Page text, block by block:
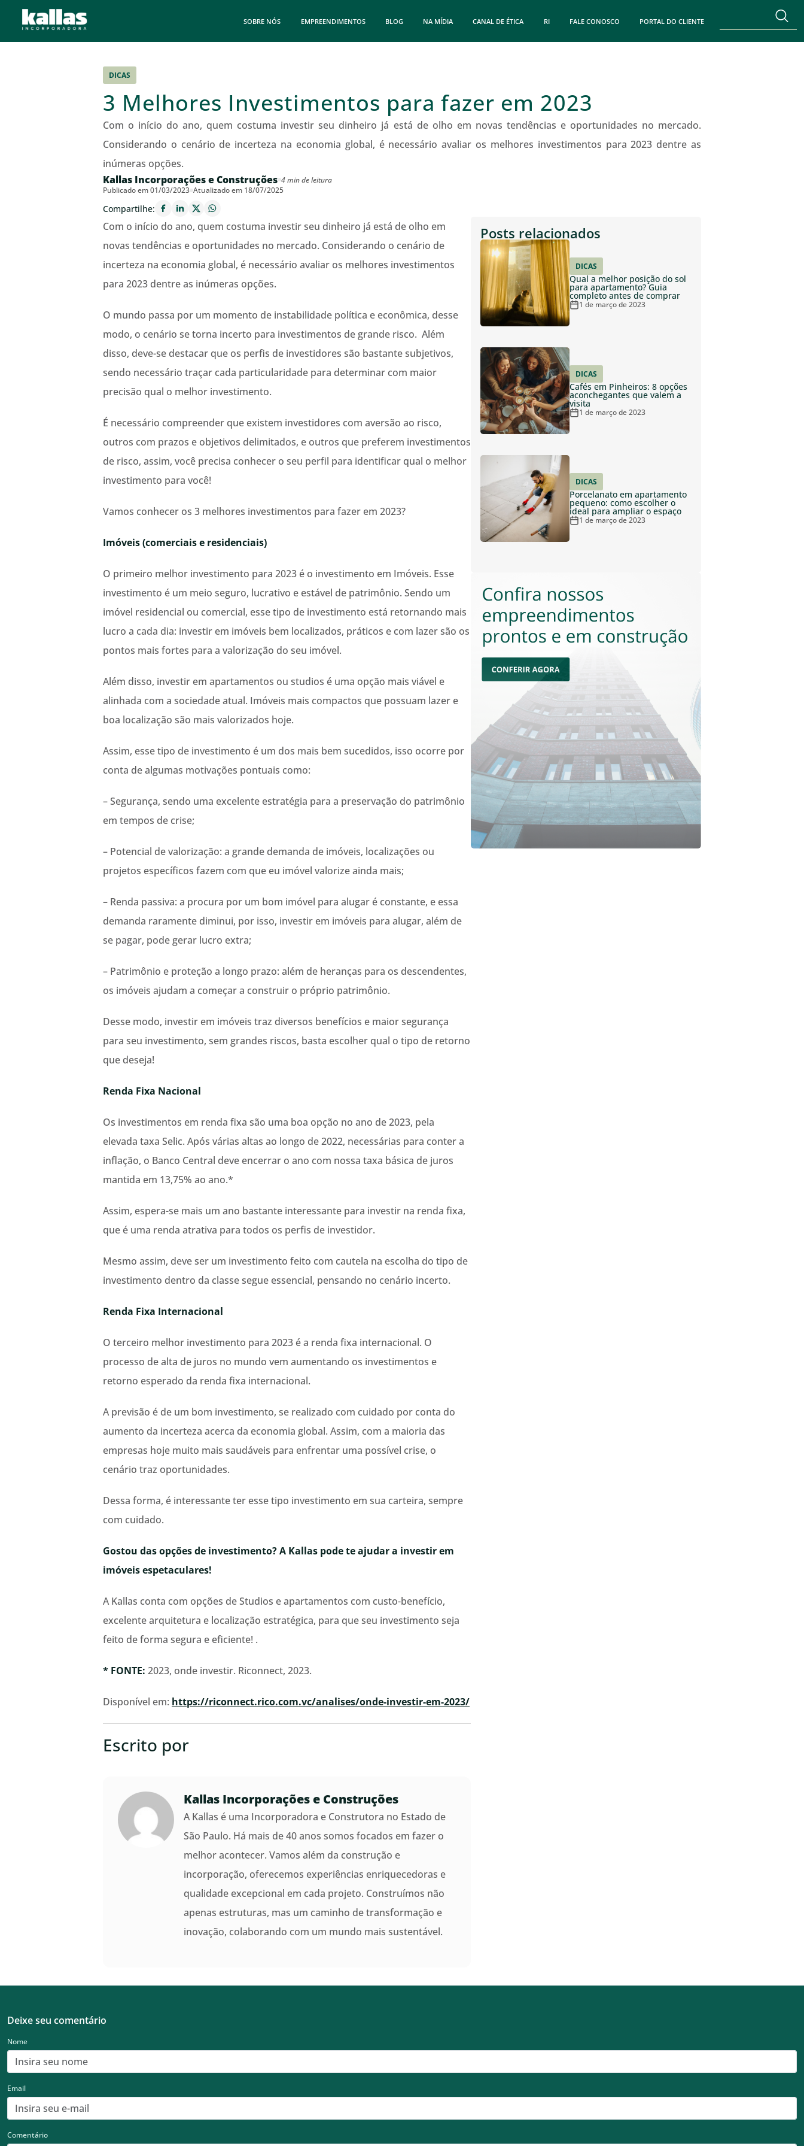
SOBRE NÓS EMPREENDIMENTOS BLOG NA MÍDIA CANAL DE ÉTICA RI FALE CONOSCO PORTAL DO CLIENTE
DICAS
3 Melhores Investimentos para fazer em 2023
Com o início do ano, quem costuma investir seu dinheiro já está de olho em novas tendências e oportunidades no mercado.
Considerando o cenário de incerteza na economia global, é necessário avaliar os melhores investimentos para 2023 dentre as
inúmeras opções.
Kallas Incorporações e Construções 4 min de leitura
Publicado em 01/03/2023 Atualizado em 18/07/2025
Compartilhe:
Com o início do ano, quem costuma investir seu dinheiro já está de olho em
novas tendências e oportunidades no mercado. Considerando o cenário de
incerteza na economia global, é necessário avaliar os melhores investimentos
para 2023 dentre as inúmeras opções.
O mundo passa por um momento de instabilidade política e econômica, desse
modo, o cenário se torna incerto para investimentos de grande risco. Além
disso, deve-se destacar que os perfis de investidores são bastante subjetivos,
sendo necessário traçar cada particularidade para determinar com maior
precisão qual o melhor investimento.
É necessário compreender que existem investidores com aversão ao risco,
outros com prazos e objetivos delimitados, e outros que preferem investimentos
de risco, assim, você precisa conhecer o seu perfil para identificar qual o melhor
investimento para você!
Vamos conhecer os 3 melhores investimentos para fazer em 2023?
Imóveis (comerciais e residenciais)
O primeiro melhor investimento para 2023 é o investimento em Imóveis. Esse
investimento é um meio seguro, lucrativo e estável de patrimônio. Sendo um
imóvel residencial ou comercial, esse tipo de investimento está retornando mais
lucro a cada dia: investir em imóveis bem localizados, práticos e com lazer são os
pontos mais fortes para a valorização do seu imóvel.
Além disso, investir em apartamentos ou studios é uma opção mais viável e
alinhada com a sociedade atual. Imóveis mais compactos que possuam lazer e
boa localização são mais valorizados hoje.
Assim, esse tipo de investimento é um dos mais bem sucedidos, isso ocorre por
conta de algumas motivações pontuais como:
– Segurança, sendo uma excelente estratégia para a preservação do patrimônio
em tempos de crise;
– Potencial de valorização: a grande demanda de imóveis, localizações ou
projetos específicos fazem com que eu imóvel valorize ainda mais;
– Renda passiva: a procura por um bom imóvel para alugar é constante, e essa
demanda raramente diminui, por isso, investir em imóveis para alugar, além de
se pagar, pode gerar lucro extra;
– Patrimônio e proteção a longo prazo: além de heranças para os descendentes,
os imóveis ajudam a começar a construir o próprio patrimônio.
Desse modo, investir em imóveis traz diversos benefícios e maior segurança
para seu investimento, sem grandes riscos, basta escolher qual o tipo de retorno
que deseja!
Renda Fixa Nacional
Os investimentos em renda fixa são uma boa opção no ano de 2023, pela
elevada taxa Selic. Após várias altas ao longo de 2022, necessárias para conter a
inflação, o Banco Central deve encerrar o ano com nossa taxa básica de juros
mantida em 13,75% ao ano.*
Assim, espera-se mais um ano bastante interessante para investir na renda fixa,
que é uma renda atrativa para todos os perfis de investidor.
Mesmo assim, deve ser um investimento feito com cautela na escolha do tipo de
investimento dentro da classe segue essencial, pensando no cenário incerto.
Renda Fixa Internacional
O terceiro melhor investimento para 2023 é a renda fixa internacional. O
processo de alta de juros no mundo vem aumentando os investimentos e
retorno esperado da renda fixa internacional.
A previsão é de um bom investimento, se realizado com cuidado por conta do
aumento da incerteza acerca da economia global. Assim, com a maioria das
empresas hoje muito mais saudáveis para enfrentar uma possível crise, o
cenário traz oportunidades.
Dessa forma, é interessante ter esse tipo investimento em sua carteira, sempre
com cuidado.
Gostou das opções de investimento? A Kallas pode te ajudar a investir em
imóveis espetaculares!
A Kallas conta com opções de Studios e apartamentos com custo-benefício,
excelente arquitetura e localização estratégica, para que seu investimento seja
feito de forma segura e eficiente! .
* FONTE: 2023, onde investir. Riconnect, 2023.
Disponível em: https://riconnect.rico.com.vc/analises/onde-investir-em-2023/
Escrito por
Kallas Incorporações e Construções
A Kallas é uma Incorporadora e Construtora no Estado de
São Paulo. Há mais de 40 anos somos focados em fazer o
melhor acontecer. Vamos além da construção e
incorporação, oferecemos experiências enriquecedoras e
qualidade excepcional em cada projeto. Construímos não
apenas estruturas, mas um caminho de transformação e
inovação, colaborando com um mundo mais sustentável.
Posts relacionados
DICAS
Qual a melhor posição do sol
para apartamento? Guia
completo antes de comprar
1 de março de 2023
DICAS
Cafés em Pinheiros: 8 opções
aconchegantes que valem a
visita
1 de março de 2023
DICAS
Porcelanato em apartamento
pequeno: como escolher o
ideal para ampliar o espaço
1 de março de 2023
Deixe seu comentário
Nome
Email
Comentário